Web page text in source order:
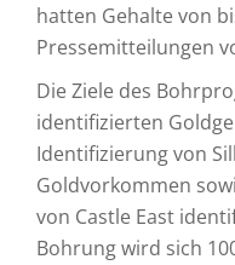
hatten Gehalte von
Pressemitteilungen
Die Ziele des
identifizierten
Identifizierung von
Goldvorkommen
von Castle East
Bohrung wird sich